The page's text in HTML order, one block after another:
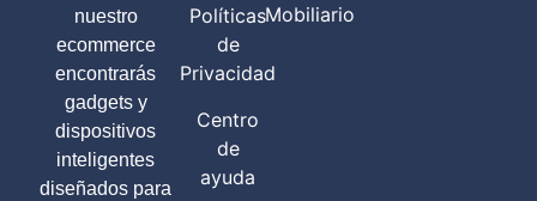
nuestro
ecommerce
encontrarás
gadgets y
dispositivos
inteligentes
diseñados para
Políticas
de
Privacidad
Centro
de
ayuda
Mobiliario